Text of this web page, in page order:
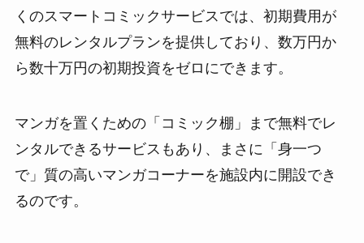
くのスマートコミックサービスでは、初期費用が
無料のレンタルプランを提供しており、数万円か
ら数十万円の初期投資をゼロにできます。
マンガを置くための「コミック棚」まで無料でレ
ンタルできるサービスもあり、まさに「身一つ
で」質の高いマンガコーナーを施設内に開設でき
るのです。